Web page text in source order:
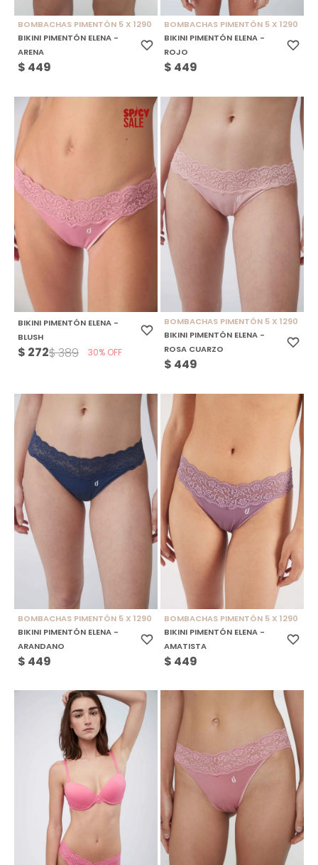
BOMBACHAS PIMENTÓN 5 X 1290
BIKINI PIMENTÓN ELENA -
ARENA
$ 449
BOMBACHAS PIMENTÓN 5 X 1290
BIKINI PIMENTÓN ELENA -
ROJO
$ 449
BIKINI PIMENTÓN ELENA -
BLUSH
$ 272$389 30
BOMBACHAS PIMENTÓN 5 X 1290
BIKINI PIMENTÓN ELENA -
ROSA CUARZO
$ 449
BOMBACHAS PIMENTÓN 5 X 1290
BIKINI PIMENTÓN ELENA -
ARANDANO
$ 449
BOMBACHAS PIMENTÓN 5 X 1290
BIKINI PIMENTÓN ELENA -
AMATISTA
$ 449